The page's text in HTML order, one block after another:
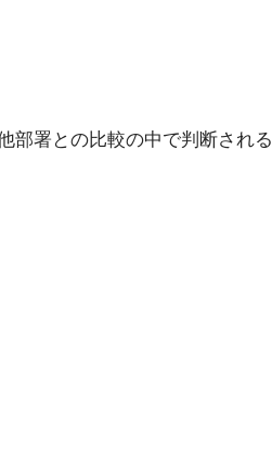
部署との比較の中で判断される